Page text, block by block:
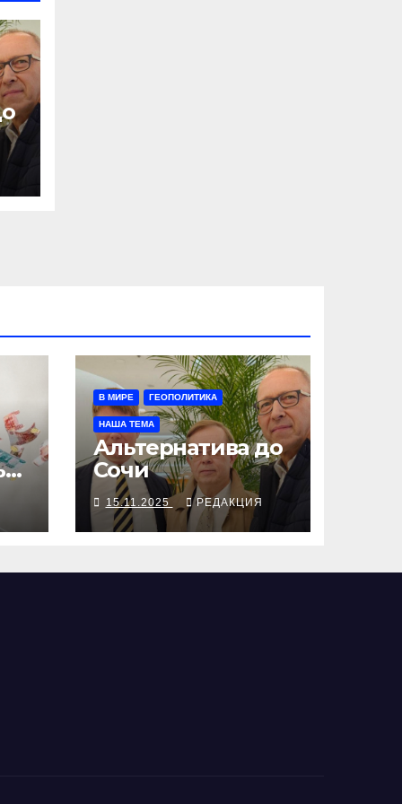
В МИРЕ ГЕОПОЛИТИКА
НАША ТЕМА
Альтернатива до
Сочи
15.11.2025 РЕДАКЦИЯ